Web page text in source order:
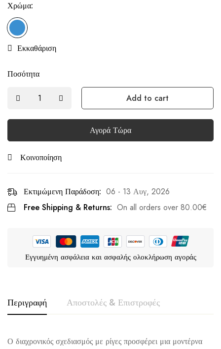
Χρώμα:
Εκκαθάριση
Ποσότητα
Add to cart
Αγορά Τώρα
Κοινοποίηση
Εκτιμώμενη Παράδοση: 06 - 13 Αυγ, 2026
Free Shipping & Returns: On all orders over 80.00€
Εγγυημένη ασφάλεια και ασφαλής ολοκλήρωση αγοράς
Περιγραφή Αποστολές & Επιστροφές
Ο διαχρονικός σχεδιασμός με ρίγες προσφέρει μια μοντέρνα